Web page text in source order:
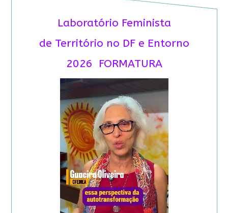
Laboratório Feminista
de Território no DF e Entorno
2026 FORMATURA